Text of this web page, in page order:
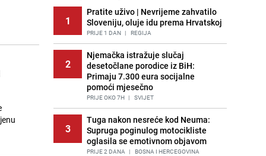
1
Pratite uživo | Nevrijeme zahvatilo
Sloveniju, oluje idu prema Hrvatskoj
PRIJE 1 DAN | REGIJA
2
Njemačka istražuje slučaj
desetočlane porodice iz BiH:
Primaju 7.300 eura socijalne
pomoći mjesečno
PRIJE OKO 7H | SVIJET
3
Tuga nakon nesreće kod Neuma:
Supruga poginulog motocikliste
oglasila se emotivnom objavom
PRIJE 2 DANA | BOSNA I HERCEGOVINA